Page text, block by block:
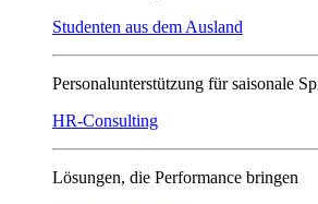
Studenten aus dem Ausland
Personalunterstützung für saisonale
HR-Consulting
Lösungen, die Performance bringen